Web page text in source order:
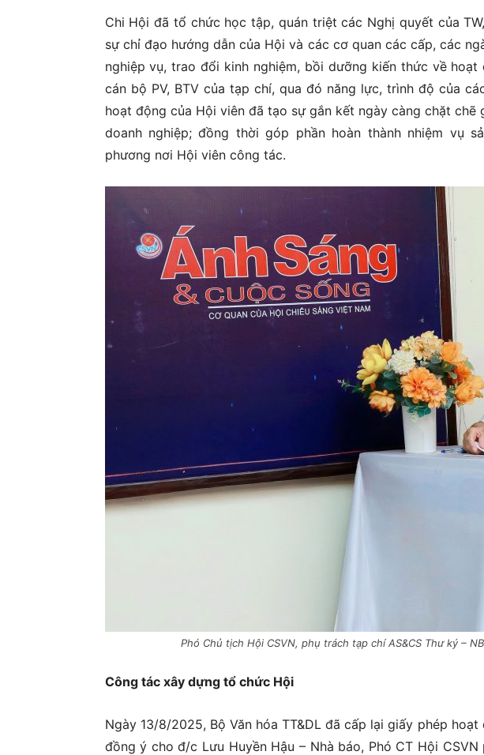
Chi Hội đã tổ chức học tập, quán triệt các Nghị quyết của
sự chỉ đạo hướng dẫn của Hội và các cơ quan các cấp, các
nghiệp vụ, trao đổi kinh nghiệm, bồi dưỡng kiến thức về
cán bộ PV, BTV của tạp chí, qua đó năng lực, trình độ của
hoạt động của Hội viên đã tạo sự gắn kết ngày càng chặt chẽ
doanh nghiệp; đồng thời góp phần hoàn thành nhiệm vụ
phương nơi Hội viên công tác.
Phó Chủ tịch Hội CSVN, phụ trách tạp chí AS&CS Thư ký –
Công tác xây dựng tổ chức Hội
Ngày 13/8/2025, Bộ Văn hóa TT&DL đã cấp lại giấy phép
đồng ý cho đ/c Lưu Huyền Hậu – Nhà báo, Phó CT Hội